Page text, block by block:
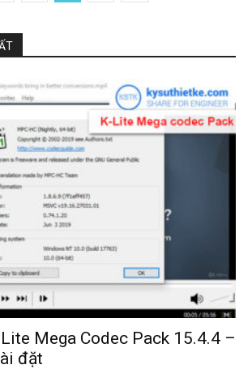
Mega Codec Pack 15.4.4 –
đặt